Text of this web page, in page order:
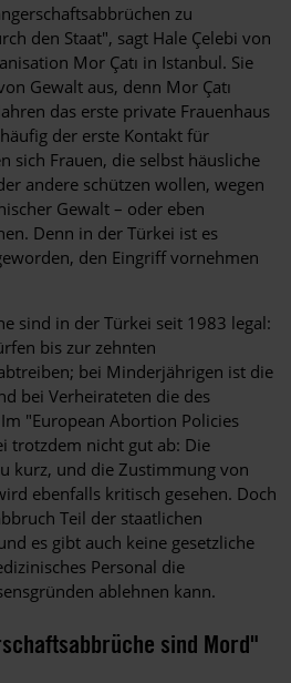
zu
den Staat", sagt Hale Çelebi von
Mor Çatı in Istanbul. Sie
Gewalt aus, denn Mor Çatı
das erste private Frauenhaus
der erste Kontakt für
sich Frauen, die selbst häusliche
andere schützen wollen, wegen
Gewalt – oder eben
Denn in der Türkei ist es
den Eingriff vornehmen
sind in der Türkei seit 1983 legal:
bis zur zehnten
bei Minderjährigen ist die
bei Verheirateten die des
"European Abortion Policies
trotzdem nicht gut ab: Die
kurz, und die Zustimmung von
ebenfalls kritisch gesehen. Doch
Teil der staatlichen
es gibt auch keine gesetzliche
Personal die
­ablehnen kann.
sind Mord"